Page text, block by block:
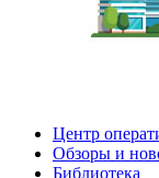
Центр
Обзоры и
Библиотека